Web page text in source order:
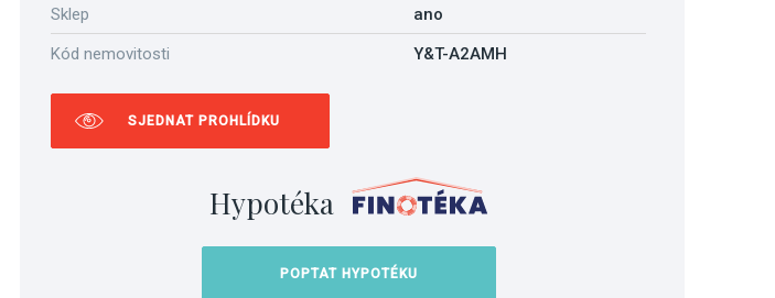
Sklep
ano
Kód nemovitosti
Y&T-A2AMH
SJEDNAT PROHLÍDKU
Hypotéka
POPTAT HYPOTÉKU